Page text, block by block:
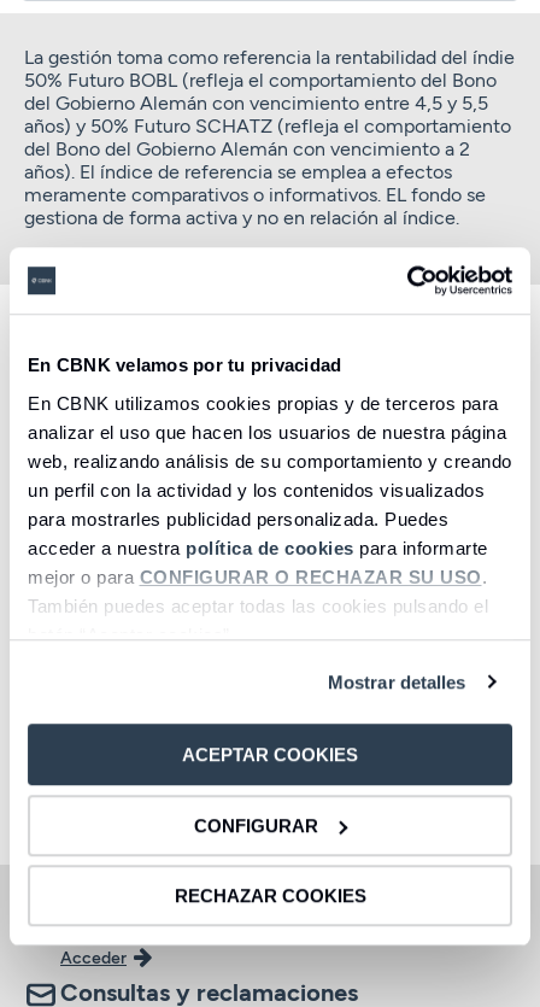
En CBNK velamos por tu privacidad
En CBNK utilizamos cookies propias y de terceros para
analizar el uso que hacen los usuarios de nuestra página
web, realizando análisis de su comportamiento y creando
un perfil con la actividad y los contenidos visualizados
para mostrarles publicidad personalizada. Puedes
acceder a nuestra política de cookies para informarte
mejor o para CONFIGURAR O RECHAZAR SU USO.
También puedes aceptar todas las cookies pulsando el
botón “Aceptar cookies”.
Mostrar detalles
ACEPTAR COOKIES
CONFIGURAR
RECHAZAR COOKIES
La gestión toma como referencia la rentabilidad del índie
50% Futuro BOBL (refleja el comportamiento del Bono
del Gobierno Alemán con vencimiento entre 4,5 y 5,5
años) y 50% Futuro SCHATZ (refleja el comportamiento
del Bono del Gobierno Alemán con vencimiento a 2
años). El índice de referencia se emplea a efectos
meramente comparativos o informativos. EL fondo se
gestiona de forma activa y no en relación al índice.
Descubre otros productos y
servicios creados para ayudarte
Depósitos
12345678
Oficinas y cajeros
Acceder
Consultas y reclamaciones